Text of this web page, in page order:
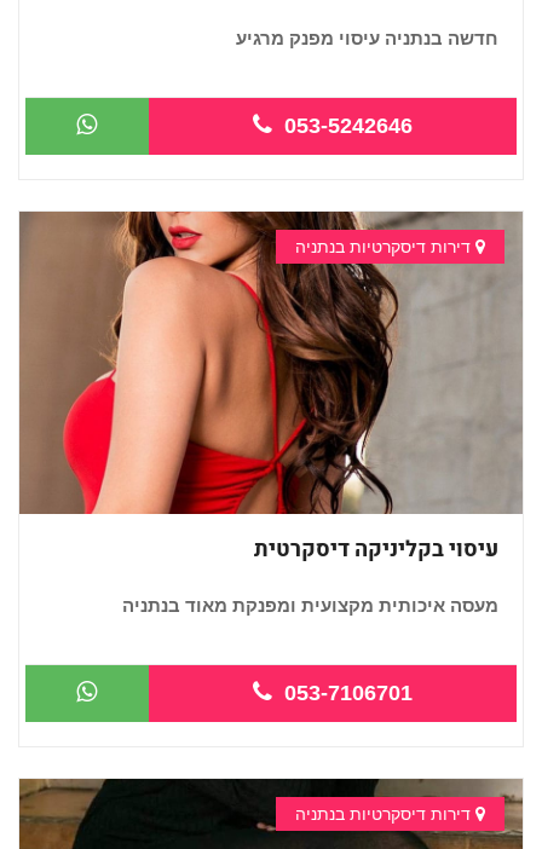
חדשה בנתניה עיסוי מפנק מרגיע
053-5242646
דירות דיסקרטיות בנתניה
עיסוי בקליניקה דיסקרטית
מעסה איכותית מקצועית ומפנקת מאוד בנתניה
053-7106701
דירות דיסקרטיות בנתניה